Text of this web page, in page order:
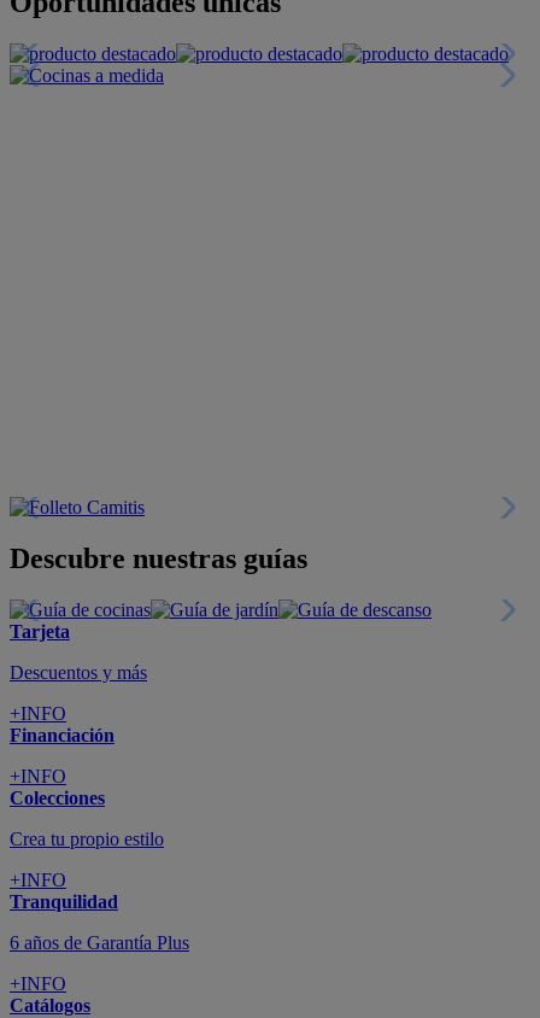
Descubre nuestras guías
Tarjeta
Descuentos y más
+INFO
Financiación
+INFO
Colecciones
Crea tu propio estilo
+INFO
Tranquilidad
6 años de Garantía Plus
+INFO
Catálogos